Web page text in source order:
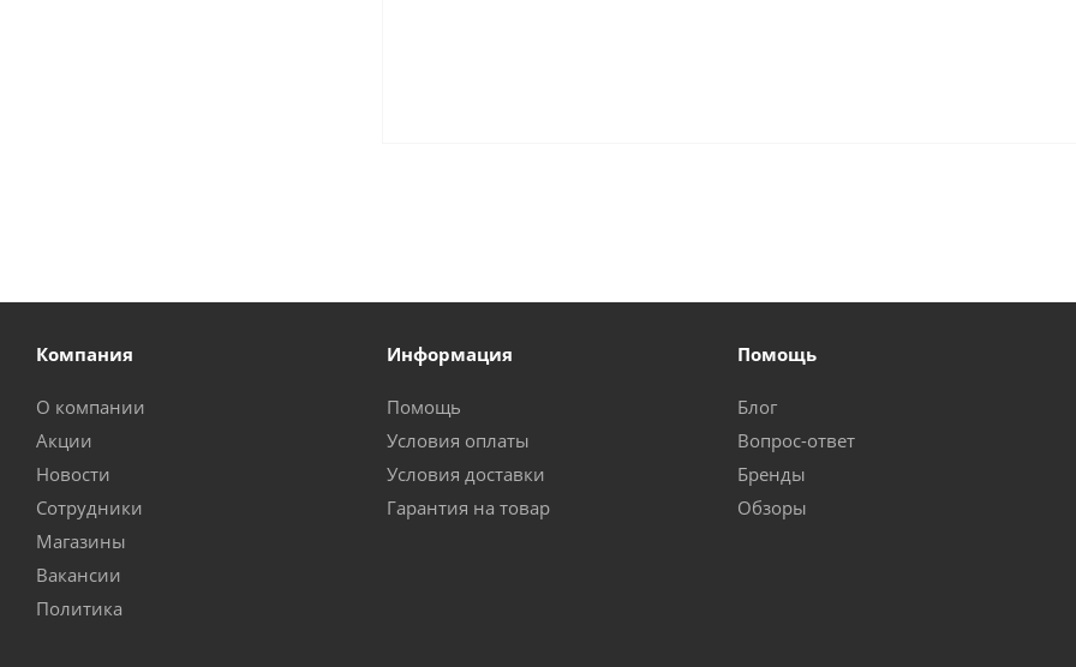
Компания
О компании
Акции
Новости
Сотрудники
Магазины
Вакансии
Политика
Информация
Помощь
Условия оплаты
Условия доставки
Гарантия на товар
Помощь
Блог
Вопрос-ответ
Бренды
Обзоры